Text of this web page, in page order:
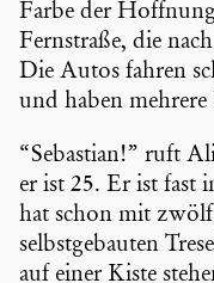
Farbe der
Fernstraße, die
Die Autos fahren
und haben mehrere
“Sebastian!” ruft
er ist 25. Er ist fast
hat schon mit zwölf
selbst­ge­bauten
auf einer Kiste